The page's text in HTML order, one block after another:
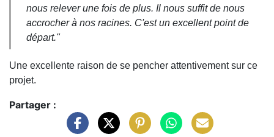
nous relever une fois de plus. Il nous suffit de nous
accrocher à nos racines. C'est un excellent point de
départ."
Une excellente raison de se pencher attentivement sur ce
projet.
Partager :